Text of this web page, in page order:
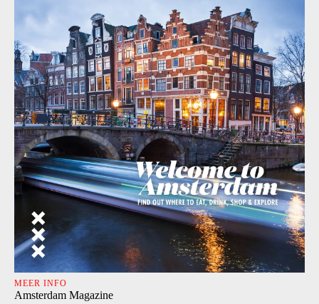
MEER INFO
Amsterdam Magazine